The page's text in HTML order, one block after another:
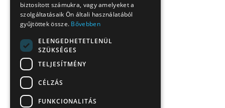
biztosított számukra, vagy amelyeket a
szolgáltatásaik Ön általi használatából
gyűjtöttek össze. Bővebben
ELENGEDHETETLENÜL
SZÜKSÉGES
TELJESÍTMÉNY
CÉLZÁS
FUNKCIONALITÁS